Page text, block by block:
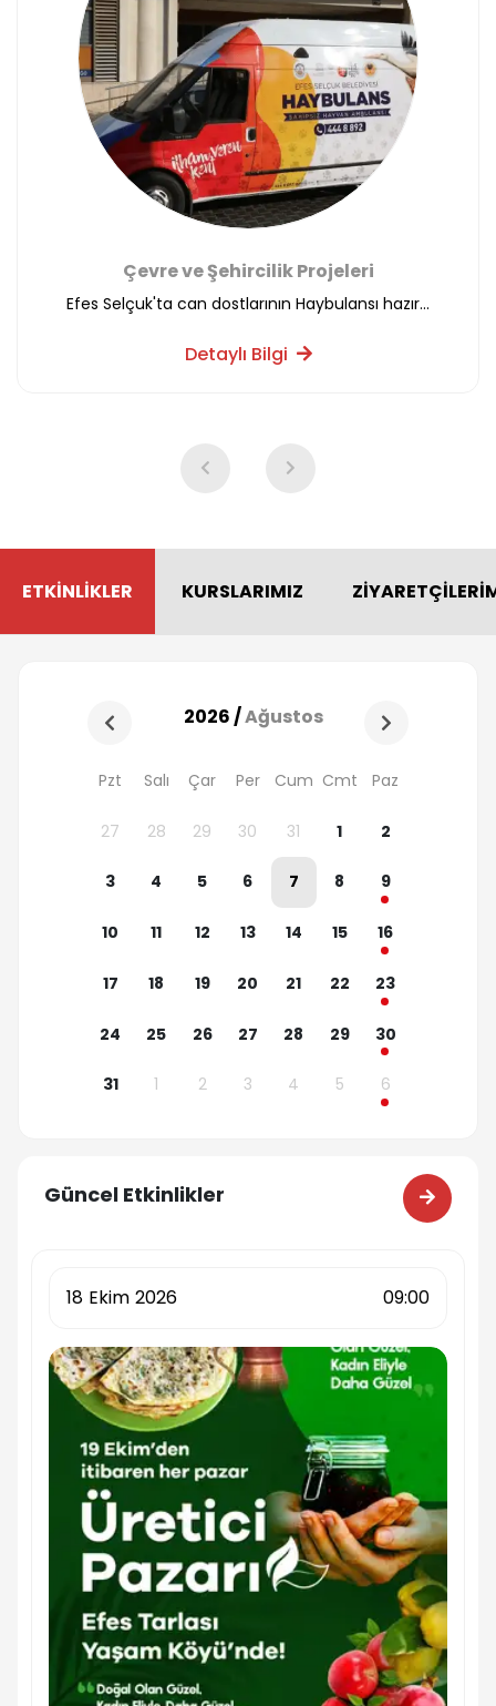
Hizmet Binalarımız
Efes Antik Kenti
Önemli Telefonlar
Sosyal Projeler
Masal Evi’mizi açtık
Detaylı Bilgi
ETKİNLİKLER KURSLARIMIZ
2026 /Ağustos
Pzt Salı Çar Per Cum Cmt Paz
27 28 29 30 31 1 2
3 4 5 6 7 8 9
10 11 12 13 14 15 16
17 18 19 20 21 22 23
24 25 26 27 28 29 30
31 1 2 3 4 5 6
Güncel Etkinlikler
18 Ekim 2026 09:00